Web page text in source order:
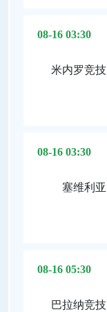
08-16 03:30
米内罗竞技
08-16 03:30
塞维利亚
08-16 05:30
巴拉纳竞技